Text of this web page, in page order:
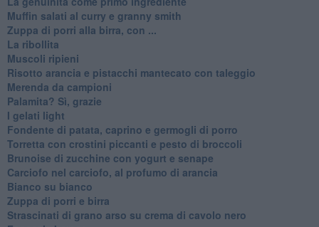
Muffin salati al curry e granny smith
Zuppa di porri alla birra, con ...
La ribollita
Muscoli ripieni
Risotto arancia e pistacchi mantecato con taleggio
Merenda da campioni
Palamita? Sì, grazie
I gelati light
Fondente di patata, caprino e germogli di porro
Torretta con crostini piccanti e pesto di broccoli
Brunoise di zucchine con yogurt e senape
Carciofo nel carciofo, al profumo di arancia
Bianco su bianco
Zuppa di porri e birra
Strascinati di grano arso su crema di cavolo nero